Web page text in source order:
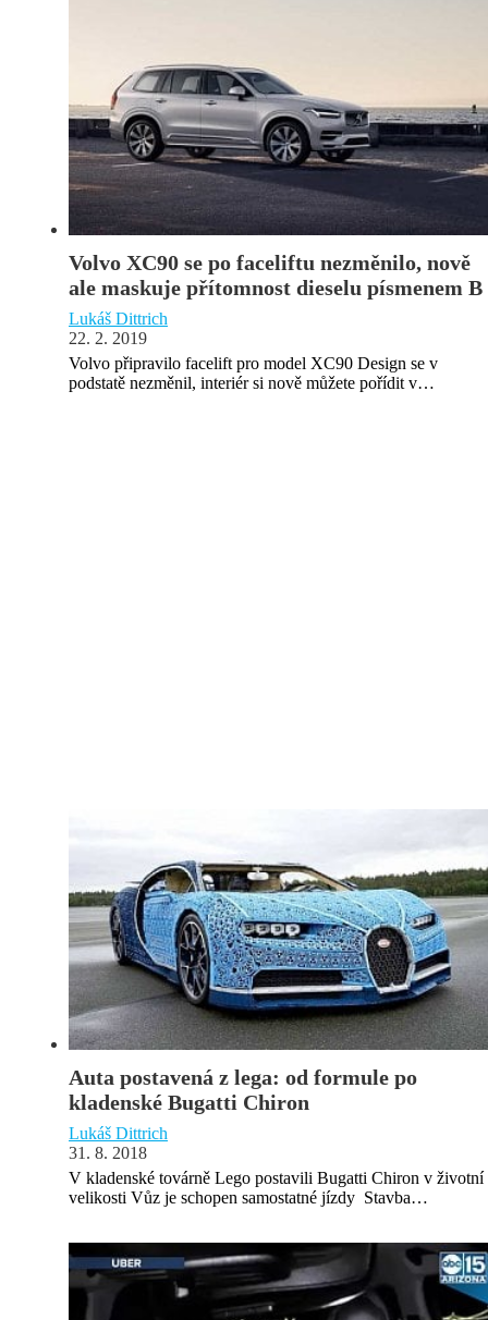
Volvo XC90 se po faceliftu nezměnilo, nově
ale maskuje přítomnost dieselu písmenem B
Lukáš Dittrich
22. 2. 2019
Volvo připravilo facelift pro model XC90 Design se v
podstatě nezměnil, interiér si nově můžete pořídit v…
Auta postavená z lega: od formule po
kladenské Bugatti Chiron
Lukáš Dittrich
31. 8. 2018
V kladenské továrně Lego postavili Bugatti Chiron v životní
velikosti Vůz je schopen samostatné jízdy Stavba…